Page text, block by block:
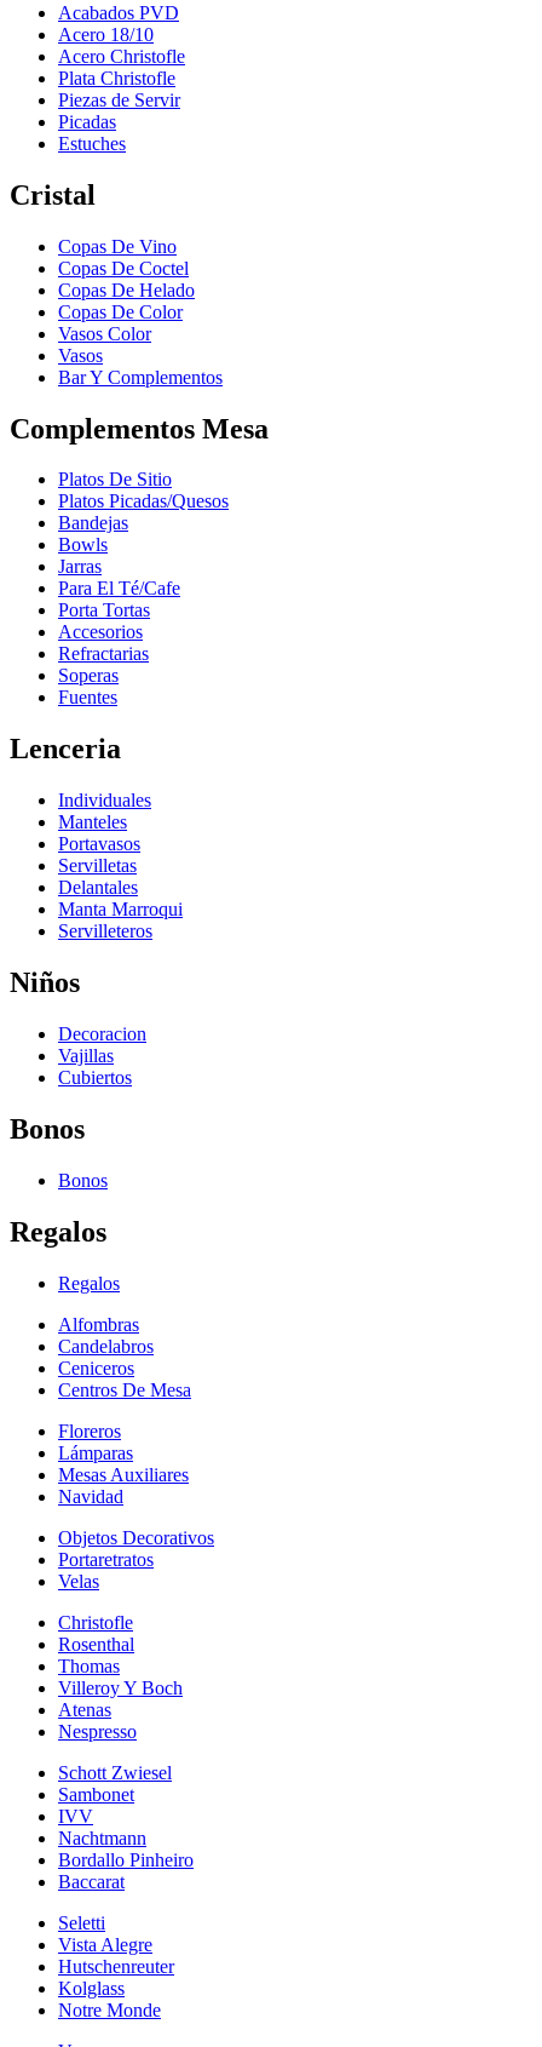
Acabados PVD
Acero 18/10
Acero Christofle
Plata Christofle
Piezas de Servir
Picadas
Estuches
Cristal
Copas De Vino
Copas De Coctel
Copas De Helado
Copas De Color
Vasos Color
Vasos
Bar Y Complementos
Complementos Mesa
Platos De Sitio
Platos Picadas/Quesos
Bandejas
Bowls
Jarras
Para El Té/Cafe
Porta Tortas
Accesorios
Refractarias
Soperas
Fuentes
Lenceria
Individuales
Manteles
Portavasos
Servilletas
Delantales
Manta Marroqui
Servilleteros
Niños
Decoracion
Vajillas
Cubiertos
Bonos
Bonos
Regalos
Regalos
Alfombras
Candelabros
Ceniceros
Centros De Mesa
Floreros
Lámparas
Mesas Auxiliares
Navidad
Objetos Decorativos
Portaretratos
Velas
Christofle
Rosenthal
Thomas
Villeroy Y Boch
Atenas
Nespresso
Schott Zwiesel
Sambonet
IVV
Nachtmann
Bordallo Pinheiro
Baccarat
Seletti
Vista Alegre
Hutschenreuter
Kolglass
Notre Monde